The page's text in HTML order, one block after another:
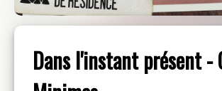
Dans l'instant présent -